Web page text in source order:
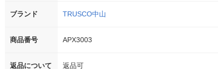
ブランド TRUSCO中山
商品番号 APX3003
返品について
返品可